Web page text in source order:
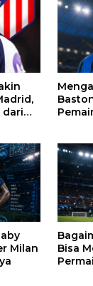
dari
Milan
Bisa